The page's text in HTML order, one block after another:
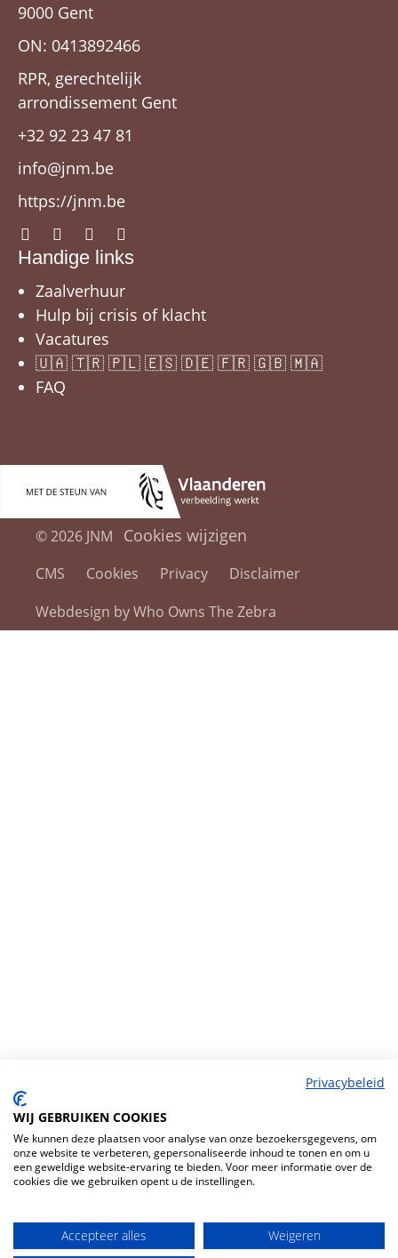
9000 Gent
ON: 0413892466
RPR, gerechtelijk
arrondissement Gent
+32 92 23 47 81
info@jnm.be
https://jnm.be
Handige links
Zaalverhuur
Hulp bij crisis of klacht
Vacatures
🇺🇦 🇹🇷 🇵🇱 🇪🇸 🇩🇪 🇫🇷 🇬🇧 🇲🇦
FAQ
© 2026 JNM Cookies wijzigen
CMS Cookies Privacy
Disclaimer
Webdesign by Who Owns The Zebra
Privacybeleid
WIJ GEBRUIKEN COOKIES
We kunnen deze plaatsen voor analyse van onze bezoekersgegevens, om
onze website te verbeteren, gepersonaliseerde inhoud te tonen en om u
een geweldige website-ervaring te bieden. Voor meer informatie over de
cookies die we gebruiken opent u de instellingen.
Accepteer alles Weigeren